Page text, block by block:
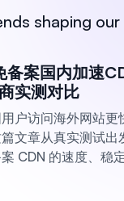
shaping our
案国内加速
实测对比
户访问海外网站更
文章从真实测试出
CDN 的速度、稳